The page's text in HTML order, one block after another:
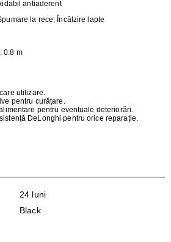
antiaderent
la rece, Încălzire lapte
: 0.8 m
utilizare.
pentru curățare.
pentru eventuale deteriorări.
DeLonghi pentru orice reparație.
24 luni
Black